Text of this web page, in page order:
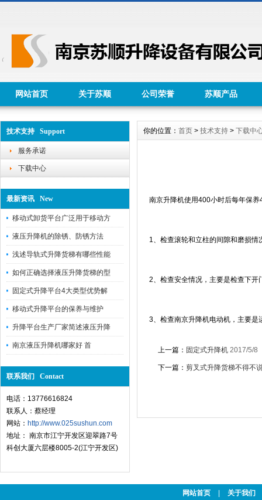
网站首页 关于苏顺 公司荣誉 苏顺产品
技术支持 Support
服务承诺
下载中心
最新资讯 New
移动式卸货平台广泛用于移动方
液压升降机的除锈、防锈方法
浅述导轨式升降货梯有哪些性能
如何正确选择液压升降货梯的型
固定式升降平台4大类型优势解
移动式升降平台的保养与维护
升降平台生产厂家简述液压升降
南京液压升降机哪家好 首
联系我们 Contact
电话：13776616824
联系人：蔡经理
网站： http://www.025sushun.com
地址： 南京市江宁开发区迎翠路7号
科创大厦六层楼8005-2(江宁开发区)
你的位置： 首页 > 技术支持 > 下载中
南京升降机使用400小时后每年保
1、检查滚轮和立柱的间隙和磨损情
2、检查安全情况，主要是检查下开
3、检查南京升降机电动机，主要
上一篇： 固定式升降机 2017/5/8
下一篇： 剪叉式升降货梯不得不
网站首页 关于我们